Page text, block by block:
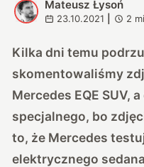
M
Mateusz Łysoń
23.10.2021 2
Kilka dni temu
skomentowaliśmy
Mercedes EQE SUV,
specjalnego, bo
to, że Mercedes
elektrycznego